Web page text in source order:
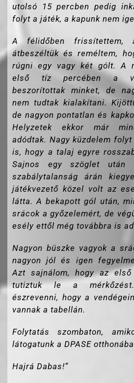
utolsó 15 percben pedig
folyt a játék, a kapunk nem
A félidőben frissítettem,
átbeszéltük és reméltem,
rúgni egy vagy két gólt. A
első tíz percében a
beszorítottak minket, de
nem tudtak kialakítani.
de nagyon pontatlan és
Helyzetek ekkor már
adódtak. Nagy küzdelem
is, hogy a talaj egyre
Sajnos egy szöglet után
szabálytalanság árán
játékvezető közel volt az
látta. A bekapott gól után,
srácok a győzelemért, de
esély ettől még továbbra is
Nagyon büszke vagyok a
nagyon jól és igen
Azt sajnálom, hogy az
tutiztuk le a
észrevenni, hogy a
vannak a tabellán.
Folytatás szombaton,
látogatunk a DPASE
Hajrá Dabas!”